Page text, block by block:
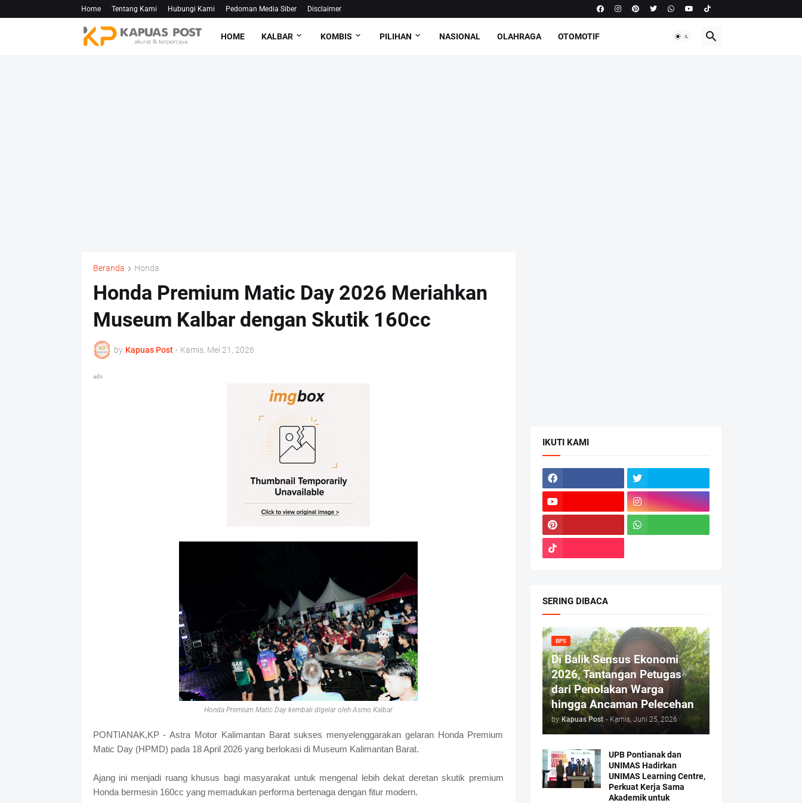
Home Tentang Kami Hubungi Kami Pedoman Media Siber Disclaimer
HOME KALBAR KOMBIS PILIHAN NASIONAL OLAHRAGA OTOMOTIF
Beranda Honda
Honda Premium Matic Day 2026 Meriahkan
Museum Kalbar dengan Skutik 160cc
by Kapuas Post - Kamis, Mei 21, 2026
ads
Honda Premium Matic Day kembali digelar oleh Asmo Kalbar
PONTIANAK,KP - Astra Motor Kalimantan Barat sukses menyelenggarakan gelaran Honda Premium
Matic Day (HPMD) pada 18 April 2026 yang berlokasi di Museum Kalimantan Barat.
Ajang ini menjadi ruang khusus bagi masyarakat untuk mengenal lebih dekat deretan skutik premium
Honda bermesin 160cc yang memadukan performa bertenaga dengan fitur modern.
IKUTI KAMI
SERING DIBACA
BPS
Di Balik Sensus Ekonomi
2026, Tantangan Petugas
dari Penolakan Warga
hingga Ancaman Pelecehan
by Kapuas Post - Kamis, Juni 25, 2026
UPB Pontianak dan
UNIMAS Hadirkan
UNIMAS Learning Centre,
Perkuat Kerja Sama
Akademik untuk